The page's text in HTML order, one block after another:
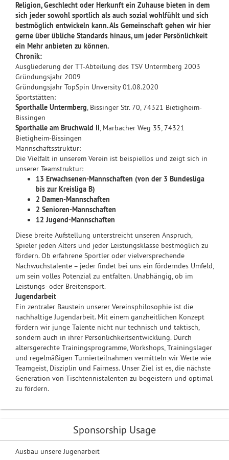
Religion, Geschlecht oder Herkunft ein Zuhause bieten in dem
sich jeder sowohl sportlich als auch sozial wohlfühlt und sich
bestmöglich entwickeln kann. Als Gemeinschaft gehen wir hier
gerne über übliche Standards hinaus, um jeder Persönlichkeit
ein Mehr anbieten zu können.
Chronik:
Ausgliederung der TT-Abteilung des TSV Untermberg 2003
Gründungsjahr 2009
Gründungsjahr TopSpin Unversity 01.08.2020
Sportstätten:
Sporthalle Untermberg, Bissinger Str. 70, 74321 Bietigheim-
Bissingen
Sporthalle am Bruchwald II, Marbacher Weg 35, 74321
Bietigheim-Bissingen
Mannschaftsstruktur:
Die Vielfalt in unserem Verein ist beispiellos und zeigt sich in
unserer Teamstruktur:
13 Erwachsenen-Mannschaften (von der 3 Bundesliga
bis zur Kreisliga B)
2 Damen-Mannschaften
2 Senioren-Mannschaften
12 Jugend-Mannschaften
Diese breite Aufstellung unterstreicht unseren Anspruch,
Spieler jeden Alters und jeder Leistungsklasse bestmöglich zu
fördern. Ob erfahrene Sportler oder vielversprechende
Nachwuchstalente – jeder findet bei uns ein förderndes Umfeld,
um sein volles Potenzial zu entfalten. Unabhängig, ob im
Leistungs- oder Breitensport.
Jugendarbeit
Ein zentraler Baustein unserer Vereinsphilosophie ist die
nachhaltige Jugendarbeit. Mit einem ganzheitlichen Konzept
fördern wir junge Talente nicht nur technisch und taktisch,
sondern auch in ihrer Persönlichkeitsentwicklung. Durch
altersgerechte Trainingsprogramme, Workshops, Trainingslager
und regelmäßigen Turnierteilnahmen vermitteln wir Werte wie
Teamgeist, Disziplin und Fairness. Unser Ziel ist es, die nächste
Generation von Tischtennistalenten zu begeistern und optimal
zu fördern.
Sponsorship Usage
Ausbau unsere Jugenarbeit